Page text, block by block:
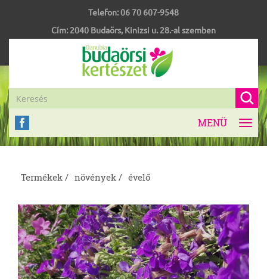
Telefon:06 70 607-9548
Cím: 2040 Budaörs, Kinizsi u. 28.-al szemben
MENÜ
Termékek / növények / évelő